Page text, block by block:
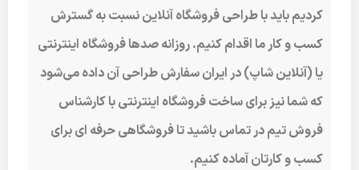
کردیم باید با طراحی فروشگاه آنلاین نسبت به گسترش
کسب و کار ما اقدام کنیم. روزانه صدها فروشگاه اینترنتی
یا (آنلاین شاپ) در ایران سفارش طراحی آن داده می‌شود
که شما نیز برای ساخت فروشگاه اینترنتی با کارشناس
فروش تیم در تماس باشید تا فروشگاهی حرفه ای برای
کسب و کارتان آماده کنیم.